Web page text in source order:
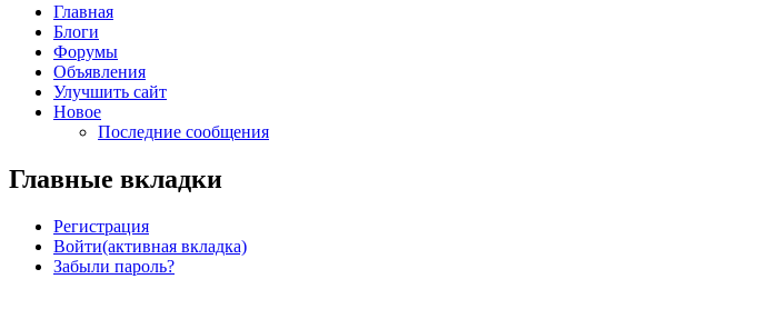
Главная
Блоги
Форумы
Объявления
Улучшить сайт
Новое
Последние сообщения
Главные вкладки
Регистрация
Войти(активная вкладка)
Забыли пароль?